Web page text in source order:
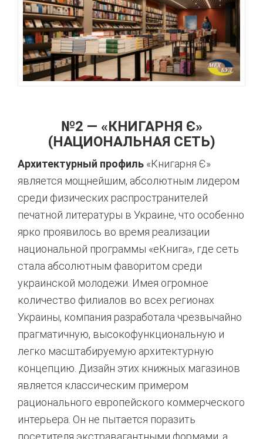
№2 — «КНИГАРНЯ Є»
(НАЦИОНАЛЬНАЯ СЕТЬ)
Архитектурный профиль «Книгарня Є»
является мощнейшим, абсолютным лидером
среди физических распространителей
печатной литературы в Украине, что особенно
ярко проявилось во время реализации
национальной программы «еКнига», где сеть
стала абсолютным фаворитом среди
украинской молодежи. Имея огромное
количество филиалов во всех регионах
Украины, компания разработала чрезвычайно
прагматичную, высокофункциональную и
легко масштабируемую архитектурную
концепцию. Дизайн этих книжных магазинов
является классическим примером
рационального европейского коммерческого
интерьера. Он не пытается поразить
посетителя экстравагантными формами, а